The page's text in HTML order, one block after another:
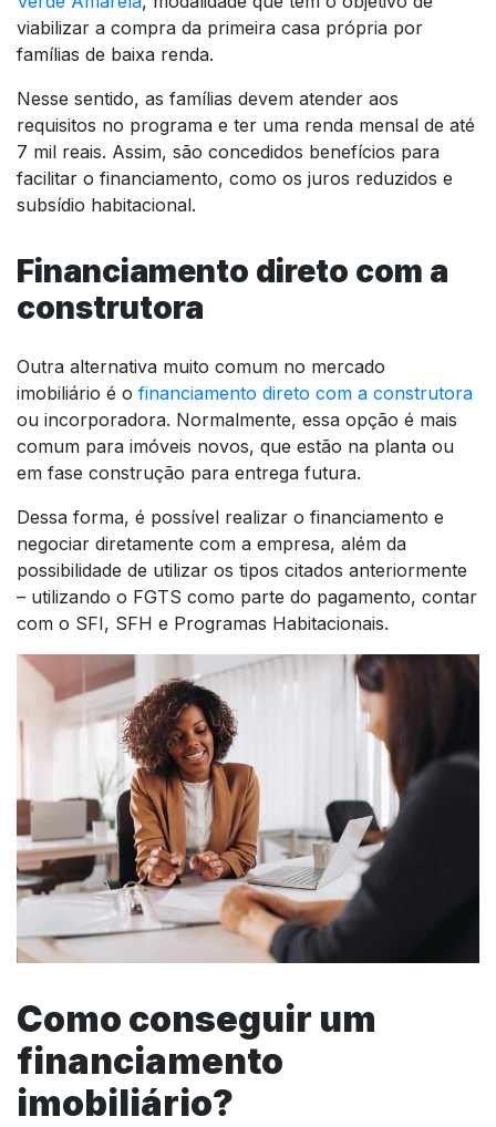
viabilizar a compra da primeira casa própria por
famílias de baixa renda.
Nesse sentido, as famílias devem atender aos
requisitos no programa e ter uma renda mensal de até
7 mil reais. Assim, são concedidos benefícios para
facilitar o financiamento, como os juros reduzidos e
subsídio habitacional.
Financiamento direto com a
construtora
Outra alternativa muito comum no mercado
imobiliário é o financiamento direto com a construtora
ou incorporadora. Normalmente, essa opção é mais
comum para imóveis novos, que estão na planta ou
em fase construção para entrega futura.
Dessa forma, é possível realizar o financiamento e
negociar diretamente com a empresa, além da
possibilidade de utilizar os tipos citados anteriormente
– utilizando o FGTS como parte do pagamento, contar
com o SFI, SFH e Programas Habitacionais.
Como conseguir um
financiamento
imobiliário?